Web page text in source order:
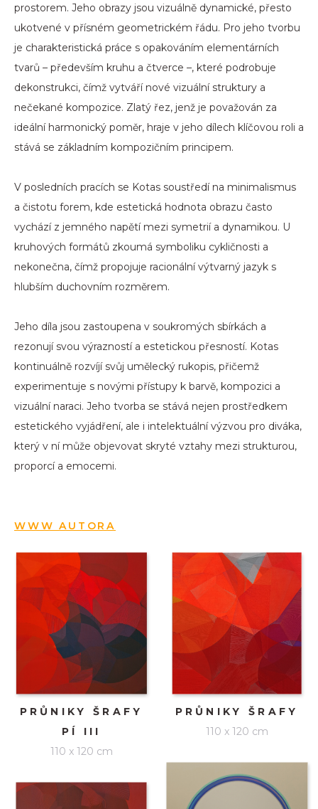
prostorem. Jeho obrazy jsou vizuálně dynamické, přesto
ukotvené v přísném geometrickém řádu. Pro jeho tvorbu
je charakteristická práce s opakováním elementárních
tvarů – především kruhu a čtverce –, které podrobuje
dekonstrukci, čímž vytváří nové vizuální struktury a
nečekané kompozice. Zlatý řez, jenž je považován za
ideální harmonický poměr, hraje v jeho dílech klíčovou roli a
stává se základním kompozičním principem.
V posledních pracích se Kotas soustředí na minimalismus
a čistotu forem, kde estetická hodnota obrazu často
vychází z jemného napětí mezi symetrií a dynamikou. U
kruhových formátů zkoumá symboliku cykličnosti a
nekonečna, čímž propojuje racionální výtvarný jazyk s
hlubším duchovním rozměrem.
Jeho díla jsou zastoupena v soukromých sbírkách a
rezonují svou výrazností a estetickou přesností. Kotas
kontinuálně rozvíjí svůj umělecký rukopis, přičemž
experimentuje s novými přístupy k barvě, kompozici a
vizuální naraci. Jeho tvorba se stává nejen prostředkem
estetického vyjádření, ale i intelektuální výzvou pro diváka,
který v ní může objevovat skryté vztahy mezi strukturou,
proporcí a emocemi.
WWW AUTORA
PRŮNIKY ŠRAFY
PÍ III
110 x 120 cm
PRŮNIKY ŠRAFY
110 x 120 cm